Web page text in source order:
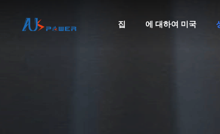
집 에 대하여 미국